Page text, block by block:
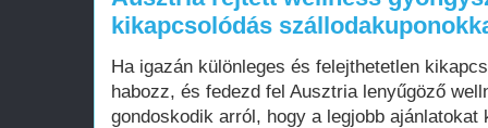
kikapcsolódás
Ha igazán különleges és felejthetetlen
habozz, és fedezd fel Ausztria lenyűgöző
gondoskodik arról, hogy a legjobb